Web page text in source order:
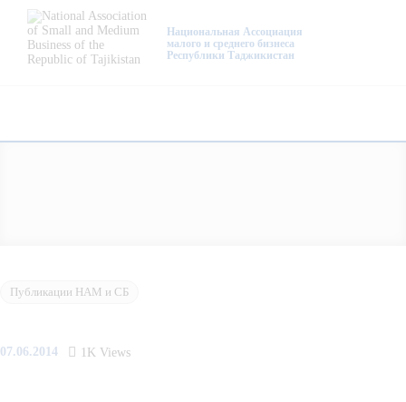
Национальная Ассоциация
малого и среднего бизнеса
Республики Таджикистан
About Us
Activity
Contacts
Публикации НАМ и СБ
07.06.2014 1K Views